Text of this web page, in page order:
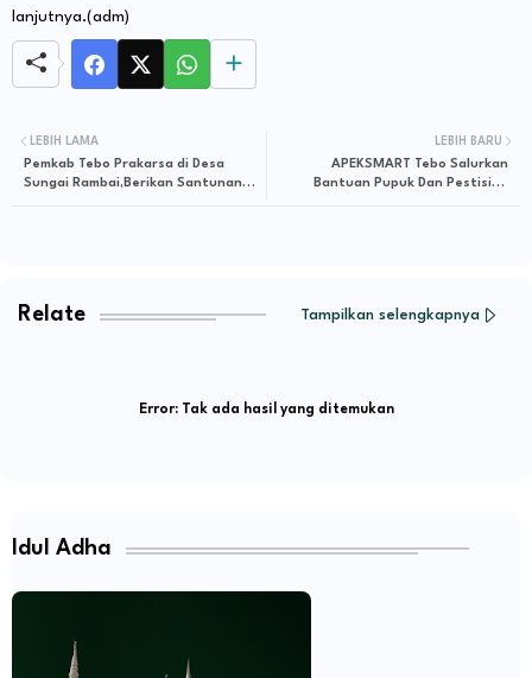
lanjutnya.(adm)
LEBIH BARU
APEKSMART Tebo Salurkan
Bantuan Pupuk Dan Pestisida
LEBIH LAMA
Pemkab Tebo Prakarsa di Desa
Sungai Rambai,Berikan Santunan
Relate Tampilkan selengkapnya
Error:Tak ada hasil yang ditemukan
Idul Adha